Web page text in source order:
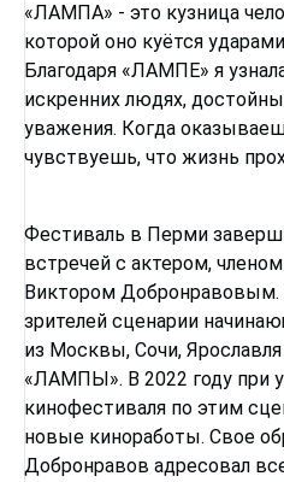
«ЛАМПА» - это кузница
которой оно куётся
Благодаря «ЛАМПЕ» я
искренних людях,
уважения. Когда
чувствуешь, что жизнь
Фестиваль в Перми
встречей с актером,
Виктором Добронравовым.
зрителей сценарии
из Москвы, Сочи,
«ЛАМПЫ». В 2022 году при
кинофестиваля по этим
новые киноработы. Свое
Добронравов адресовал